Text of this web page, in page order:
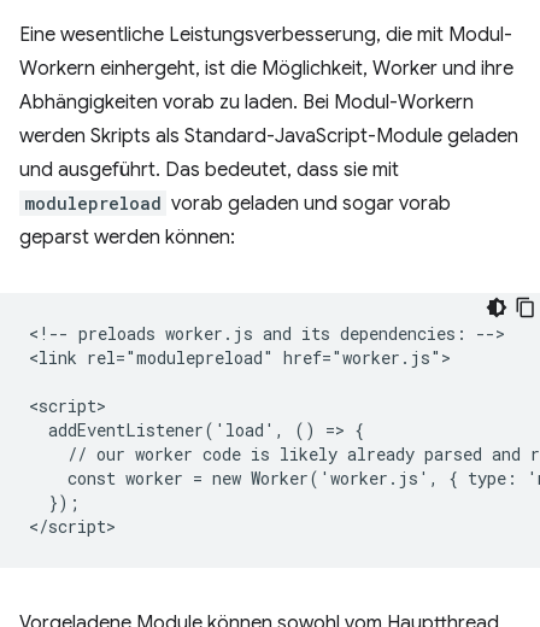
Eine wesentliche Leistungsverbesserung, die mit Modul-
Workern einhergeht, ist die Möglichkeit, Worker und ihre
Abhängigkeiten vorab zu laden. Bei Modul-Workern
werden Skripts als Standard-JavaScript-Module geladen
und ausgeführt. Das bedeutet, dass sie mit
modulepreload vorab geladen und sogar vorab
geparst werden können:
<!-- preloads worker.js and its dependencies: -->
<link rel="modulepreload" href="worker.js">
<script>
  addEventListener('load', () => {
// our worker code is likely already parsed and
const worker = new Worker('worker.js', { type:
  });